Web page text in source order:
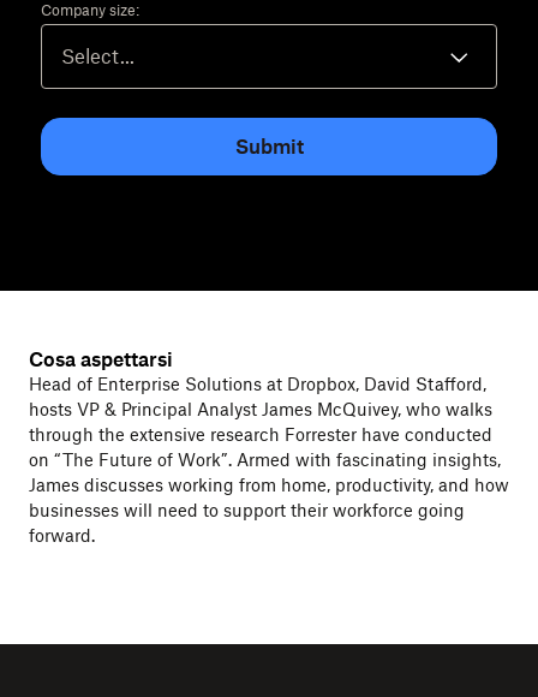
Company size:
Submit
Cosa aspettarsi
Head of Enterprise Solutions at Dropbox, David Stafford,
hosts VP & Principal Analyst James McQuivey, who walks
through the extensive research Forrester have conducted
on “The Future of Work”. Armed with fascinating insights,
James discusses working from home, productivity, and how
businesses will need to support their workforce going
forward.